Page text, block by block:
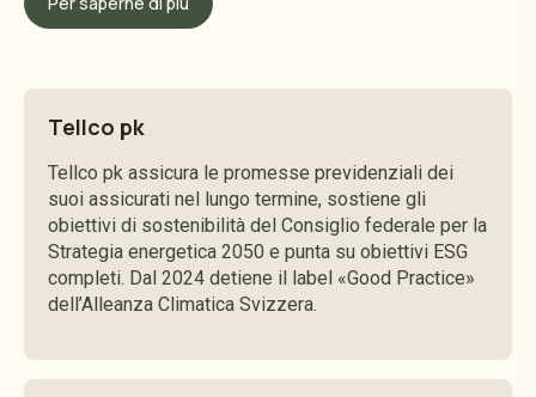
Tellco pk
Tellco pk assicura le promesse previdenziali dei
suoi assicurati nel lungo termine, sostiene gli
obiettivi di sostenibilità del Consiglio federale per la
Strategia energetica 2050 e punta su obiettivi ESG
completi. Dal 2024 detiene il label «Good Practice»
dell’Alleanza Climatica Svizzera.